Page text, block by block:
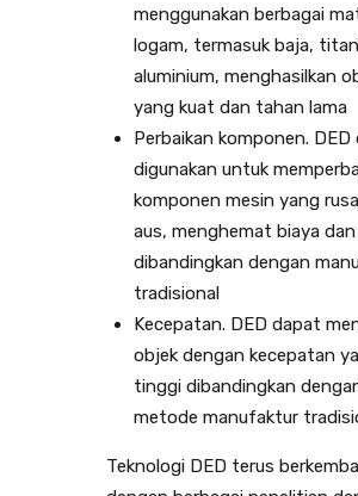
menggunakan berbagai
logam, termasuk baja,
aluminium, menghasilkan
yang kuat dan tahan lama
Perbaikan komponen. DED
digunakan untuk
komponen mesin yang
aus, menghemat biaya
dibandingkan dengan
tradisional
Kecepatan. DED dapat
objek dengan kecepatan
tinggi dibandingkan
metode manufaktur
Teknologi DED terus